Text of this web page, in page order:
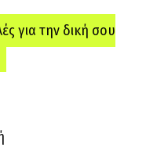
για την δική σου